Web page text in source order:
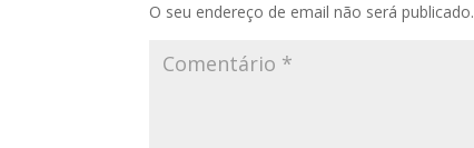
O seu endereço de email não será publicado.